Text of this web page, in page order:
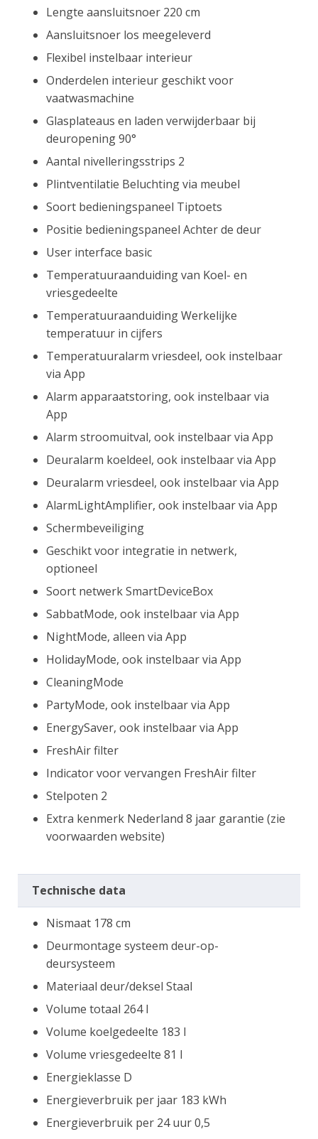
Lengte aansluitsnoer 220 cm
Aansluitsnoer los meegeleverd
Flexibel instelbaar interieur
Onderdelen interieur geschikt voor
vaatwasmachine
Glasplateaus en laden verwijderbaar bij
deuropening 90°
Aantal nivelleringsstrips 2
Plintventilatie Beluchting via meubel
Soort bedieningspaneel Tiptoets
Positie bedieningspaneel Achter de deur
User interface basic
Temperatuuraanduiding van Koel- en
vriesgedeelte
Temperatuuraanduiding Werkelijke
temperatuur in cijfers
Temperatuuralarm vriesdeel, ook instelbaar
via App
Alarm apparaatstoring, ook instelbaar via
App
Alarm stroomuitval, ook instelbaar via App
Deuralarm koeldeel, ook instelbaar via App
Deuralarm vriesdeel, ook instelbaar via App
AlarmLightAmplifier, ook instelbaar via App
Schermbeveiliging
Geschikt voor integratie in netwerk,
optioneel
Soort netwerk SmartDeviceBox
SabbatMode, ook instelbaar via App
NightMode, alleen via App
HolidayMode, ook instelbaar via App
CleaningMode
PartyMode, ook instelbaar via App
EnergySaver, ook instelbaar via App
FreshAir filter
Indicator voor vervangen FreshAir filter
Stelpoten 2
Extra kenmerk Nederland 8 jaar garantie (zie
voorwaarden website)
Technische data
Nismaat 178 cm
Deurmontage systeem deur-op-
deursysteem
Materiaal deur/deksel Staal
Volume totaal 264 l
Volume koelgedeelte 183 l
Volume vriesgedeelte 81 l
Energieklasse D
Energieverbruik per jaar 183 kWh
Energieverbruik per 24 uur 0,5